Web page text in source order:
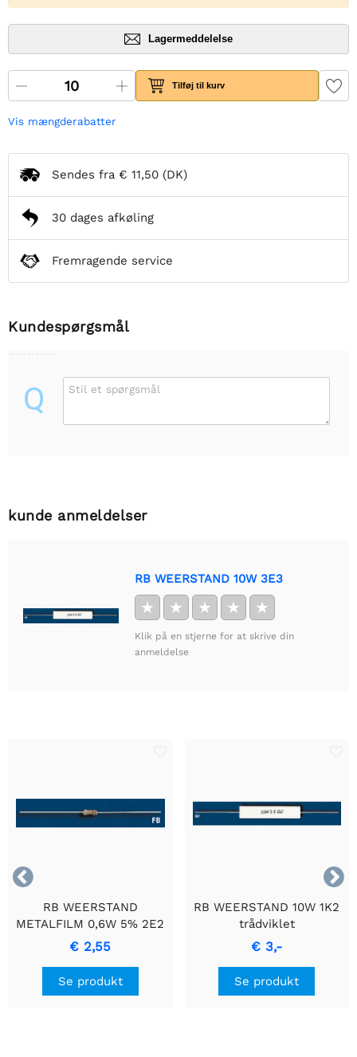
Lagermeddelelse
Tilføj til kurv
Vis mængderabatter
Sendes fra € 11,50 (DK)
30 dages afkøling
Fremragende service
Kundespørgsmål
Q Stil et spørgsmål
kunde anmeldelser
RB WEERSTAND 10W 3E3
★ ★ ★ ★ ★
Klik på en stjerne for at skrive din
anmeldelse


RB WEERSTAND
METALFILM 0,6W 5% 2E2
- Holdbar
Præcisionsmodstand
€ 2,55
Se produkt
RB WEERSTAND 10W 1K2
trådviklet
cementmodstand med
keramisk hus.
€ 3,-
Se produkt